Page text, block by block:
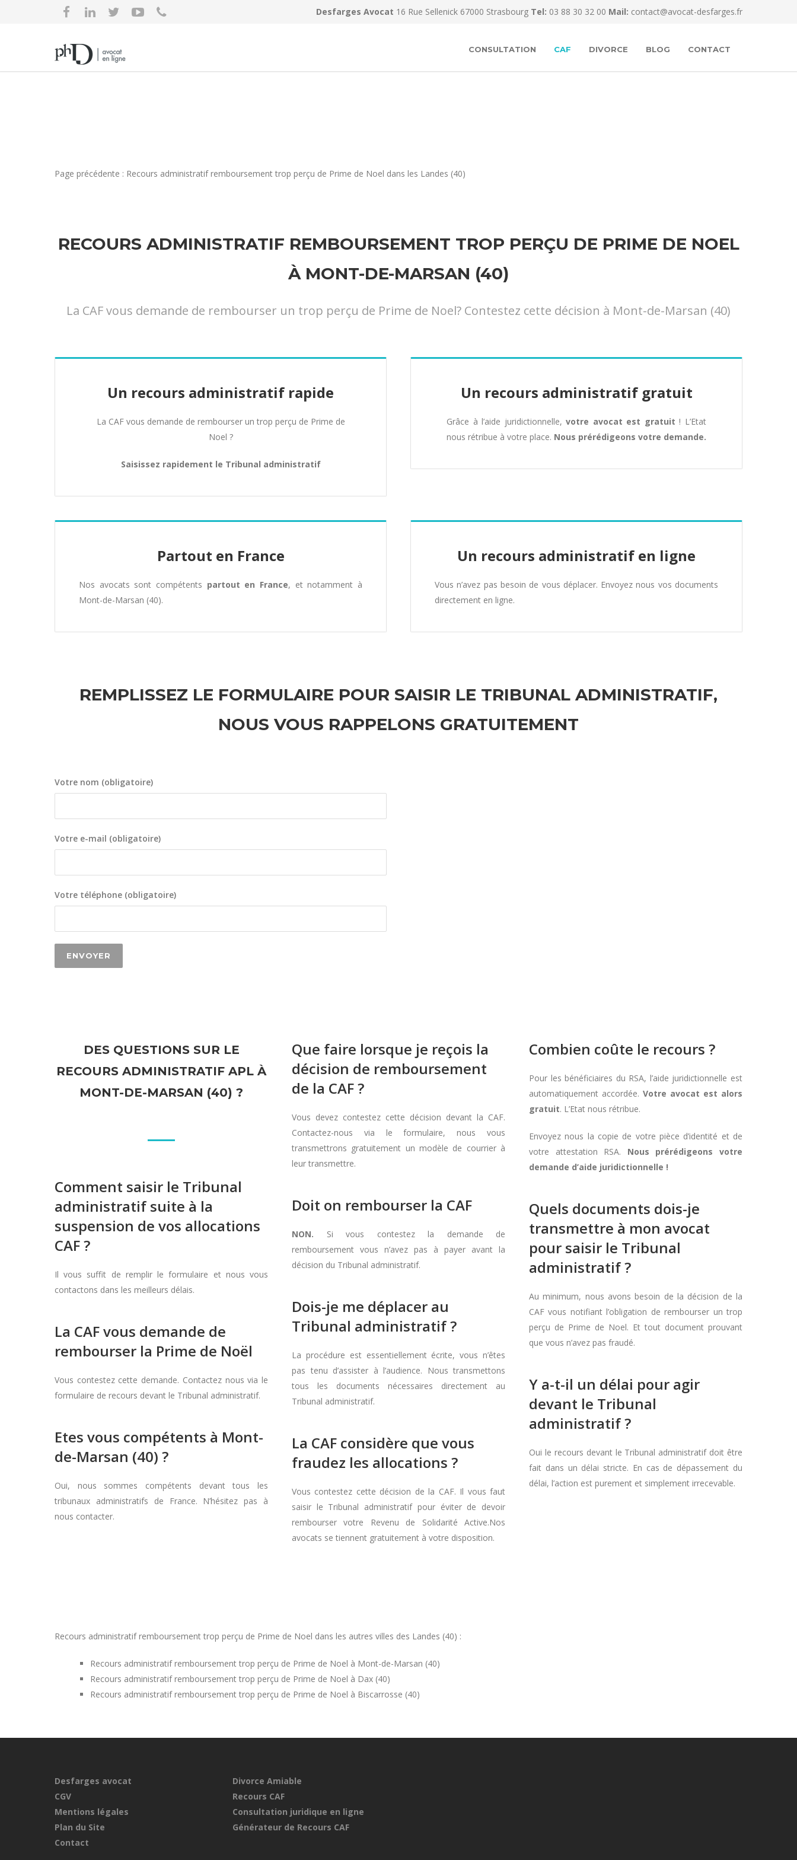
Desfarges Avocat 16 Rue Sellenick 67000 Strasbourg Tel: 03 88 30 32 00 Mail: contact@avocat-desfarges.fr
CONSULTATION CAF DIVORCE BLOG CONTACT
Page précédente : Recours administratif remboursement trop perçu de Prime de Noel dans les Landes (40)
RECOURS ADMINISTRATIF REMBOURSEMENT TROP PERÇU DE PRIME DE NOEL
À MONT-DE-MARSAN (40)
La CAF vous demande de rembourser un trop perçu de Prime de Noel? Contestez cette décision à Mont-de-Marsan (40)
Un recours administratif rapide
La CAF vous demande de rembourser un trop perçu de Prime de
Noel ?
Saisissez rapidement le Tribunal administratif
Un recours administratif gratuit
Grâce à l’aide juridictionnelle,votre avocat est gratuit ! L’Etat
nous rétribue à votre place. Nous prérédigeons votre demande.
Partout en France
Nos avocats sont compétents partout en France, et notamment à
Mont-de-Marsan (40).
Un recours administratif en ligne
Vous n’avez pas besoin de vous déplacer. Envoyez nous vos documents
directement en ligne.
REMPLISSEZ LE FORMULAIRE POUR SAISIR LE TRIBUNAL ADMINISTRATIF,
NOUS VOUS RAPPELONS GRATUITEMENT
Votre nom (obligatoire)
Votre e-mail (obligatoire)
Votre téléphone (obligatoire)
DES QUESTIONS SUR LE
RECOURS ADMINISTRATIF APL À
MONT-DE-MARSAN (40) ?
Comment saisir le Tribunal
administratif suite à la
suspension de vos allocations
CAF ?
Il vous suffit de remplir le formulaire et nous vous
contactons dans les meilleurs délais.
La CAF vous demande de
rembourser la Prime de Noël
Vous contestez cette demande. Contactez nous via le
formulaire de recours devant le Tribunal administratif.
Etes vous compétents à Mont-
de-Marsan (40) ?
Oui, nous sommes compétents devant tous les
tribunaux administratifs de France. N’hésitez pas à
nous contacter.
Que faire lorsque je reçois la
décision de remboursement
de la CAF ?
Vous devez contestez cette décision devant la CAF.
Contactez-nous via le formulaire, nous vous
transmettrons gratuitement un modèle de courrier à
leur transmettre.
Doit on rembourser la CAF
NON. Si vous contestez la demande de
remboursement vous n’avez pas à payer avant la
décision du Tribunal administratif.
Dois-je me déplacer au
Tribunal administratif ?
La procédure est essentiellement écrite, vous n’êtes
pas tenu d’assister à l’audience. Nous transmettons
tous les documents nécessaires directement au
Tribunal administratif.
La CAF considère que vous
fraudez les allocations ?
Vous contestez cette décision de la CAF. Il vous faut
saisir le Tribunal administratif pour éviter de devoir
rembourser votre Revenu de Solidarité Active.Nos
avocats se tiennent gratuitement à votre disposition.
Combien coûte le recours ?
Pour les bénéficiaires du RSA, l’aide juridictionnelle est
automatiquement accordée. Votre avocat est alors
gratuit. L’Etat nous rétribue.
Envoyez nous la copie de votre pièce d’identité et de
votre attestation RSA. Nous prérédigeons votre
demande d’aide juridictionnelle !
Quels documents dois-je
transmettre à mon avocat
pour saisir le Tribunal
administratif ?
Au minimum, nous avons besoin de la décision de la
CAF vous notifiant l’obligation de rembourser un trop
perçu de Prime de Noel. Et tout document prouvant
que vous n’avez pas fraudé.
Y a-t-il un délai pour agir
devant le Tribunal
administratif ?
Oui le recours devant le Tribunal administratif doit être
fait dans un délai stricte. En cas de dépassement du
délai, l’action est purement et simplement irrecevable.
Recours administratif remboursement trop perçu de Prime de Noel dans les autres villes des Landes (40) :
Recours administratif remboursement trop perçu de Prime de Noel à Mont-de-Marsan (40)
Recours administratif remboursement trop perçu de Prime de Noel à Dax (40)
Recours administratif remboursement trop perçu de Prime de Noel à Biscarrosse (40)
Desfarges avocat
CGV
Mentions légales
Plan du Site
Contact
Divorce Amiable
Recours CAF
Consultation juridique en ligne
Générateur de Recours CAF